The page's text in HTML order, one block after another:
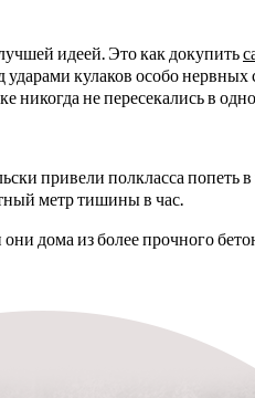
идеей. Это как докупить
кулаков особо
никогда не пересекались в
привели полкласса
метр тишины в час.
дома из более прочного